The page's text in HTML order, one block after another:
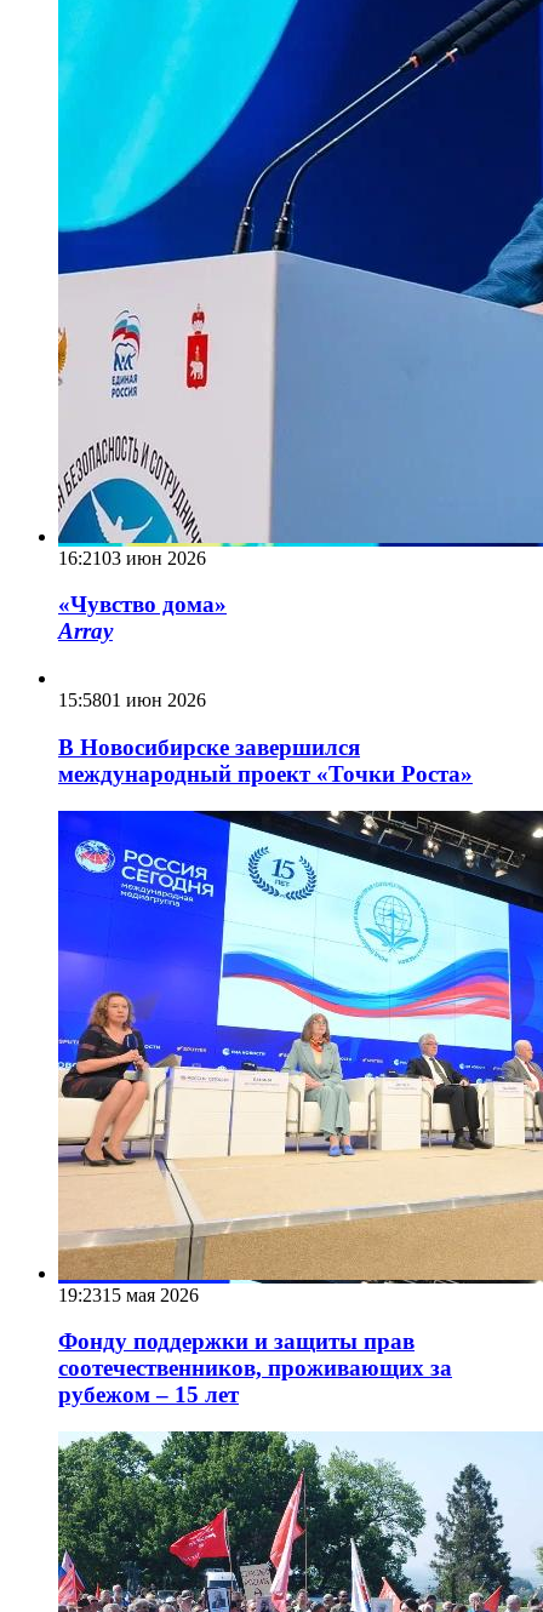
16:2103 июн 2026
«Чувство дома»
Array
15:5801 июн 2026
В Новосибирске завершился
международный проект «Точки Роста»
19:2315 мая 2026
Фонду поддержки и защиты прав
соотечественников, проживающих за
рубежом – 15 лет